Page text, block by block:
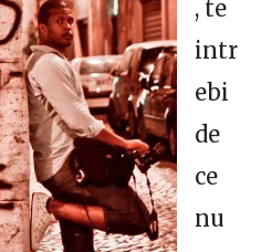
, te
intr
ebi
de
ce
nu